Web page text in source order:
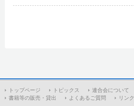
トップページ トピックス 連合会について
書籍等の販売・貸出
よくあるご質問 リンク